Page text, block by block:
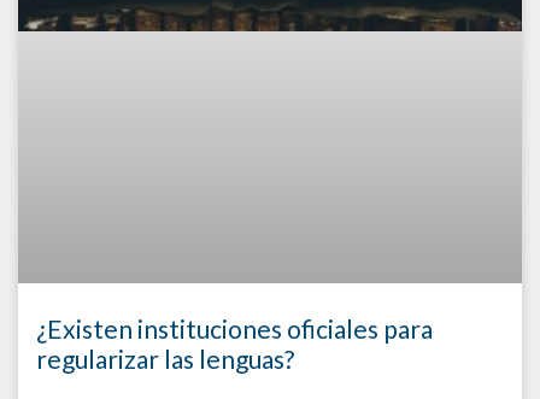
¿Existen instituciones oficiales para
regularizar las lenguas?